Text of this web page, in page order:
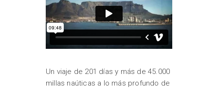
Un viaje de 201 días y más de 45.000
millas naúticas a lo más profundo de